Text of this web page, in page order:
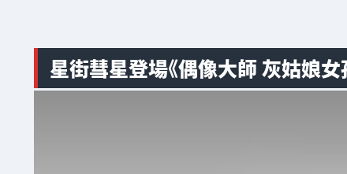
星街彗星登場《偶像大師 灰姑娘